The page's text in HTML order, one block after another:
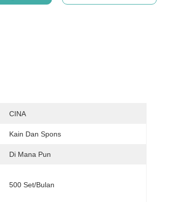
CINA
Kain Dan Spons
Di Mana Pun
500 Set/bulan